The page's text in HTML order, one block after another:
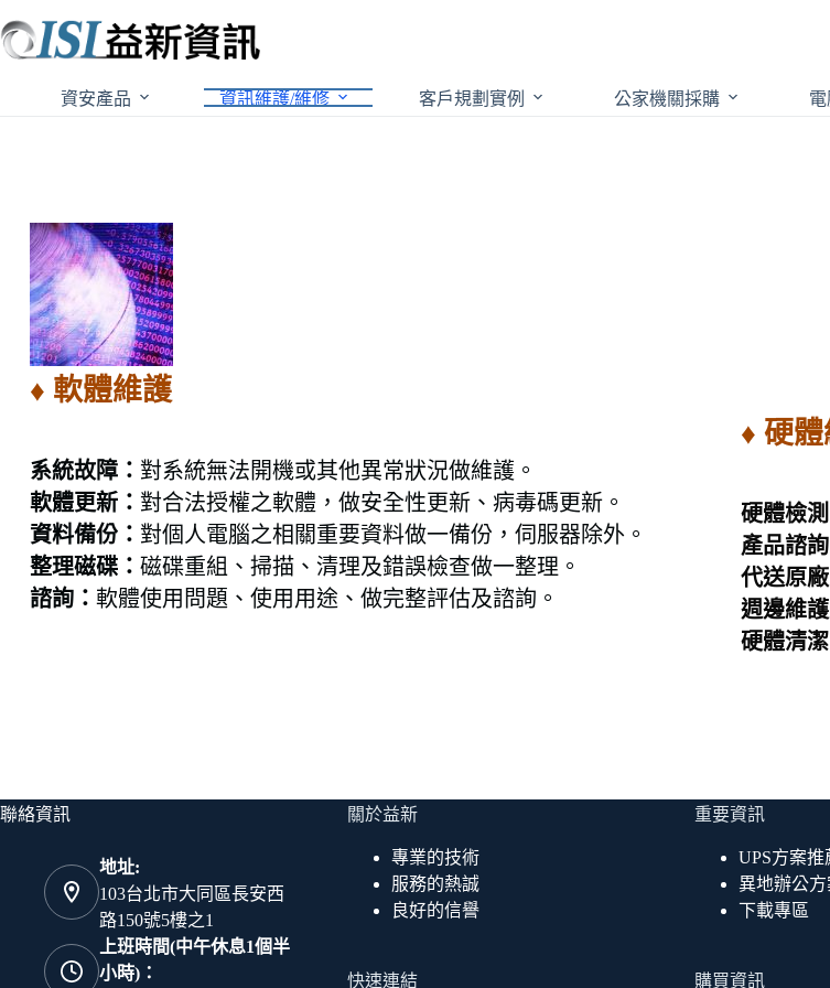
至
資安產品 資訊維護/維修 客戶規劃實例 公家機關採購
♦ 軟體維護
系統故障： 對系統無法開機或其他異常狀況做維護。
軟體更新： 對合法授權之軟體，做安全性更新、病毒碼更新。
資料備份： 對個人電腦之相關重要資料做一備份，伺服器除外。
整理磁碟： 磁碟重組、掃描、清理及錯誤檢查做一整理。
諮詢： 軟體使用問題、使用用途、做完整評估及諮詢。
♦ 硬
硬體檢測
產品諮詢
代送原廠
週邊維護
硬體清潔
聯絡資訊
地址:
103台北市大同區長安西
路150號5樓之1
上班時間(中午休息1個半
小時)：
關於益新
專業的技術
服務的熱誠
良好的信譽
快速連結
重要資訊
UPS方案推
異地辦公方
下載專區
購買資訊